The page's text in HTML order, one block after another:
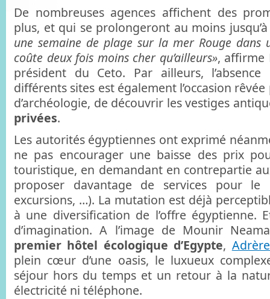
De nombreuses agences affichent des
plus, et qui se prolongeront au moins
une semaine de plage sur la mer Rouge dans
coûte deux fois moins cher qu’ailleurs», affirme
président du Ceto. Par ailleurs, l’absence
différents sites est également l’occasion
d’archéologie, de découvrir les vestiges
privées.
Les autorités égyptiennes ont exprimé
ne pas encourager une baisse des prix
touristique, en demandant en contrepartie
proposer davantage de services pour le
excursions, …). La mutation est déjà
à une diversification de l’offre égyptienne.
d’imagination. A l’image de Mounir
premier hôtel écologique d’Egypte,
plein cœur d’une oasis, le luxueux
séjour hors du temps et un retour à la
électricité ni téléphone.